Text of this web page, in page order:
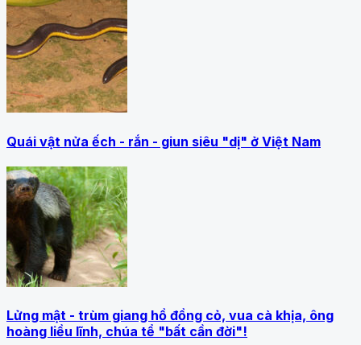
Quái vật nửa ếch - rắn - giun siêu "dị" ở Việt Nam
Lửng mật - trùm giang hồ đồng cỏ, vua cà khịa, ông
hoàng liều lĩnh, chúa tể "bất cần đời"!